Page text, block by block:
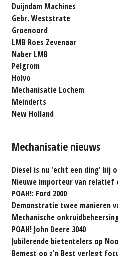
Duijndam Machines
Gebr. Weststrate
Groenoord
LMB Roes Zevenaar
Naber LMB
Pelgrom
Holvo
Mechanisatie Lochem
Meinderts
New Holland
Mechanisatie nieuws
Diesel is nu 'echt een ding' bij
Nieuwe importeur van relatief
POAH!: Ford 2000
Demonstratie twee manieren
Mechanische
POAH! John Deere 3040
Jubilerende bietentelers op